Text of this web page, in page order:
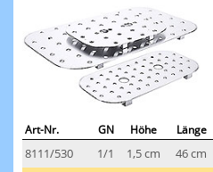
Art-Nr. GN Höhe Länge
8111/530 1/1 1,5 cm 46 cm